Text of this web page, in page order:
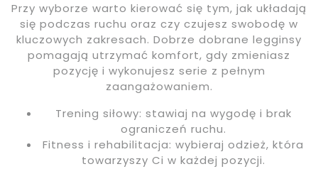
Przy wyborze warto kierować się tym, jak układają
się podczas ruchu oraz czy czujesz swobodę w
kluczowych zakresach. Dobrze dobrane legginsy
pomagają utrzymać komfort, gdy zmieniasz
pozycję i wykonujesz serie z pełnym
zaangażowaniem.
Trening siłowy: stawiaj na wygodę i brak
ograniczeń ruchu.
Fitness i rehabilitacja: wybieraj odzież, która
towarzyszy Ci w każdej pozycji.